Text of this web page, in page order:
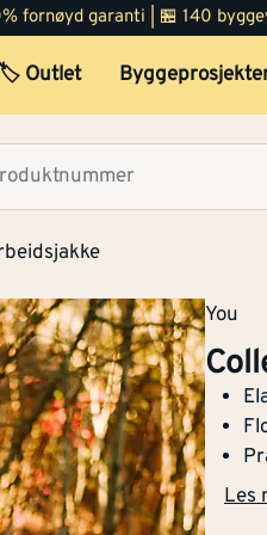
fornøyd garanti | 🏪 140
🏷️ Outlet
You
Les